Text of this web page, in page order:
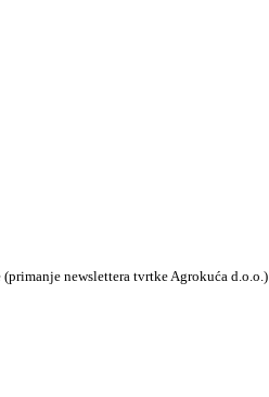
newslettera tvrtke Agrokuća d.o.o.)